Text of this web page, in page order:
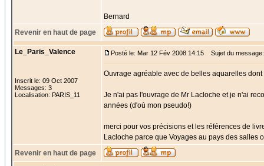
Bernard
Revenir en haut de page
Le_Paris_Valence
Inscrit le: 09 Oct 2007
Messages: 3
Localisation: PARIS_11
Posté le: Mar 12 Fév 2008 14:15 Sujet du message:
Ouvrage agréable avec de belles aquarelles
Je n'ai pas l'ouvrage de Mr Lacloche et je n'ai
années (d'où mon pseudo!)
merci pour vos précisions et les références de
Lacloche parce que Voyages au pays des salles
Revenir en haut de page